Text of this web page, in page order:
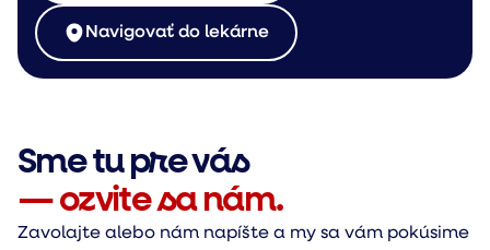
Navigovať do lekárne
Sme tu pre vás
— ozvite sa nám.
Zavolajte alebo nám napíšte a my sa vám pokúsime